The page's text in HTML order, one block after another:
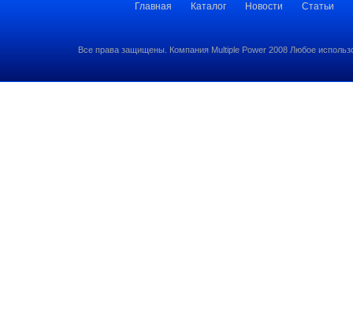
Главная Каталог Новости Статьи
Все права защищены. Компания Multiple Power 2008 Любое